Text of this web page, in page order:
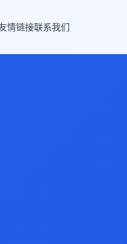
情链接联系我们